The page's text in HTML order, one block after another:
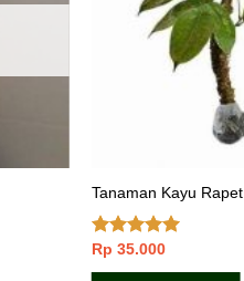
Tanaman Kayu Rapet
Dinilai5.00
dari 5
Rp 35.000